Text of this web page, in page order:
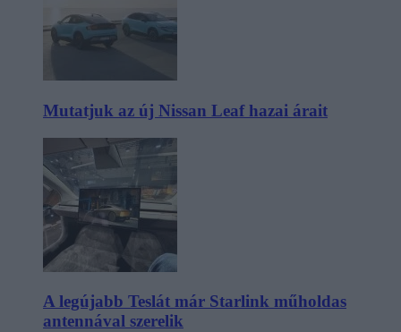
Mutatjuk az új Nissan Leaf hazai árait
A legújabb Teslát már Starlink műholdas
antennával szerelik